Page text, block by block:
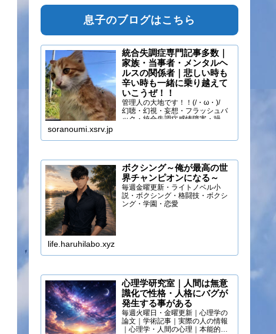
息子のブログはこちら
統合失調症専門記事多数｜
家族・当事者・メンタルヘ
ルスの関係者｜悲しい時も
辛い時も一緒に乗り越えて
いこうぜ！！
管理人の大地です！！(/・ω・)/
幻聴・幻視・妄想・フラッシュバ
ック・統合失調症感情障害・躁う
soranoumi.xsrv.jp
ボクシング～俺が最高の世
界チャンピオンになる～
毎週金曜更新・ライトノベル小
説・ボクシング・格闘技・ボクシ
ング・学園・恋愛
life.haruhilabo.xyz
心理学研究室｜人間は無意
識化で性格・人格にバグが
発生する事がある
毎週火曜日・金曜更新｜心理学の
論文｜学術記事｜実際の人の情報
｜心理学・人間の心理｜本能的心